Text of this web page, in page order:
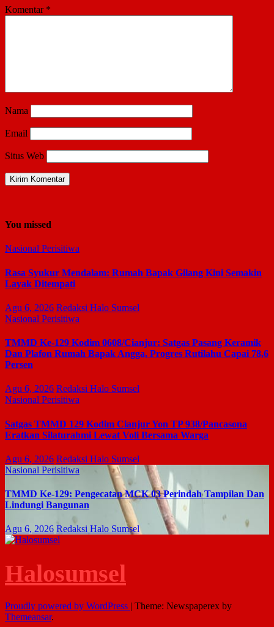
Komentar *
Nama
Email
Situs Web
You missed
Nasional Perisitiwa
Rasa Syukur Mendalam: Rumah Bapak Gilang Kini Semakin
Layak Ditempati
Agu 6, 2026 Redaksi Halo Sumsel
Nasional Perisitiwa
TMMD Ke-129 Kodim 0608/Cianjur: Satgas Pasang Keramik
Dan Plafon Rumah Bapak Angga, Progres Rutilahu Capai 78,6
Persen
Agu 6, 2026 Redaksi Halo Sumsel
Nasional Perisitiwa
Satgas TMMD 129 Kodim Cianjur Yon TP 938/Pancasona
Eratkan Silaturahmi Lewat Voli Bersama Warga
Agu 6, 2026 Redaksi Halo Sumsel
Nasional Perisitiwa
TMMD Ke-129: Pengecatan MCK 03 Perindah Tampilan Dan
Lindungi Bangunan
Agu 6, 2026 Redaksi Halo Sumsel
Halosumsel
Proudly powered by WordPress | Theme: Newspaperex by
Themeansar.